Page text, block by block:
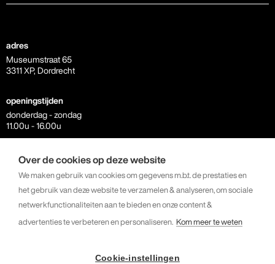
Over de cookies op deze website
We maken gebruik van cookies om gegevens m.b.t. de prestaties en
het gebruik van deze website te verzamelen & analyseren, om sociale
netwerkfunctionaliteiten aan te bieden en onze content &
advertenties te verbeteren en personaliseren. Kom meer te weten
Cookie-instellingen
adres
Museumstraat 65
3311 XP, Dordrecht
openingstijden
donderdag - zondag
11.00u - 16.00u
contact
+31 6 23 07 81 64
instagram